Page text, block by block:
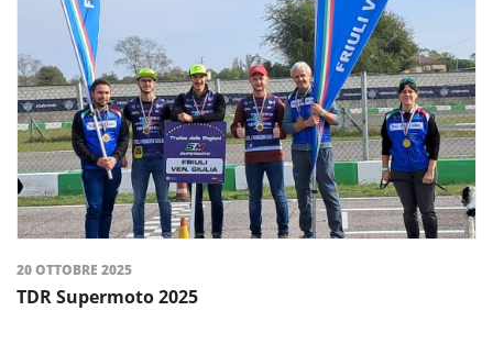
20 OTTOBRE 2025
TDR Supermoto 2025